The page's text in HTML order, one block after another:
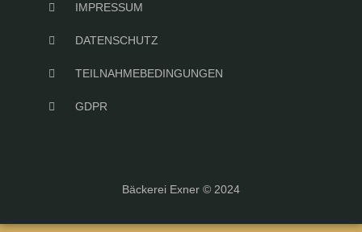
IMPRESSUM
DATENSCHUTZ
TEILNAHMEBEDINGUNGEN
GDPR
Bäckerei Exner © 2024